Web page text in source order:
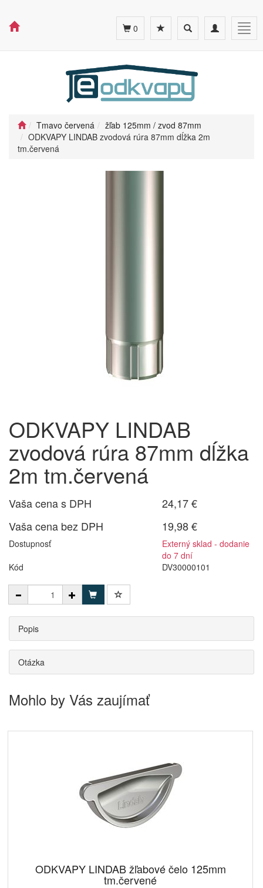
Toggle
navigation
Toggle
search
0
Tmavo červená
žľab 125mm / zvod 87mm
ODKVAPY LINDAB zvodová rúra 87mm dĺžka 2m
tm.červená
ODKVAPY LINDAB
zvodová rúra 87mm dĺžka
2m tm.červená
Vaša cena s DPH
24,17 €
Vaša cena bez DPH
19,98 €
Dostupnosť
Externý sklad - dodanie
do 7 dní
Kód
DV30000101
Popis
Otázka
Mohlo by Vás zaujímať
ODKVAPY LINDAB žľabové čelo 125mm
tm.červené